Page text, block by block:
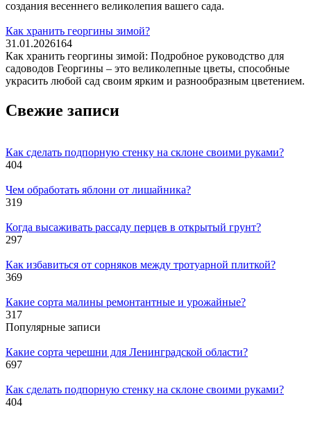
создания весеннего великолепия вашего сада.
Как хранить георгины зимой?
31.01.2026164
Как хранить георгины зимой: Подробное руководство для
садоводов Георгины – это великолепные цветы, способные
украсить любой сад своим ярким и разнообразным цветением.
Свежие записи
Как сделать подпорную стенку на склоне своими руками?
404
Чем обработать яблони от лишайника?
319
Когда высаживать рассаду перцев в открытый грунт?
297
Как избавиться от сорняков между тротуарной плиткой?
369
Какие сорта малины ремонтантные и урожайные?
317
Популярные записи
Какие сорта черешни для Ленинградской области?
697
Как сделать подпорную стенку на склоне своими руками?
404